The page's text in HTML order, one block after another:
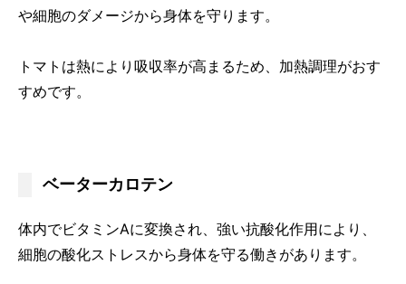
や細胞のダメージから身体を守ります。
トマトは熱により吸収率が高まるため、加熱調理がおす
すめです。
ベーターカロテン
体内でビタミンAに変換され、強い抗酸化作用により、
細胞の酸化ストレスから身体を守る働きがあります。